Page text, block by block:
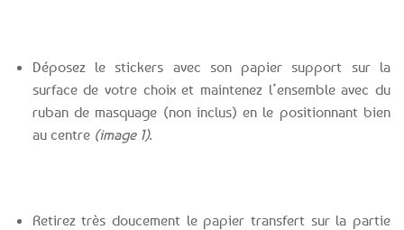
Déposez le stickers avec son papier support sur la
surface de votre choix et maintenez l’ensemble avec du
ruban de masquage (non inclus) en le positionnant bien
au centre (image 1).
Retirez très doucement le papier transfert sur la partie